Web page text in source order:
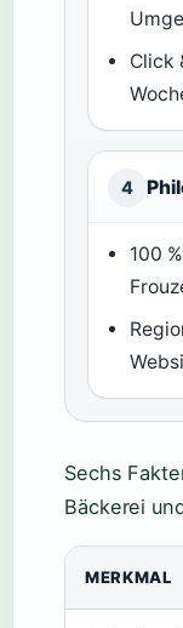
Click
4
100
Sechs
Bäckerei
MERKMAL